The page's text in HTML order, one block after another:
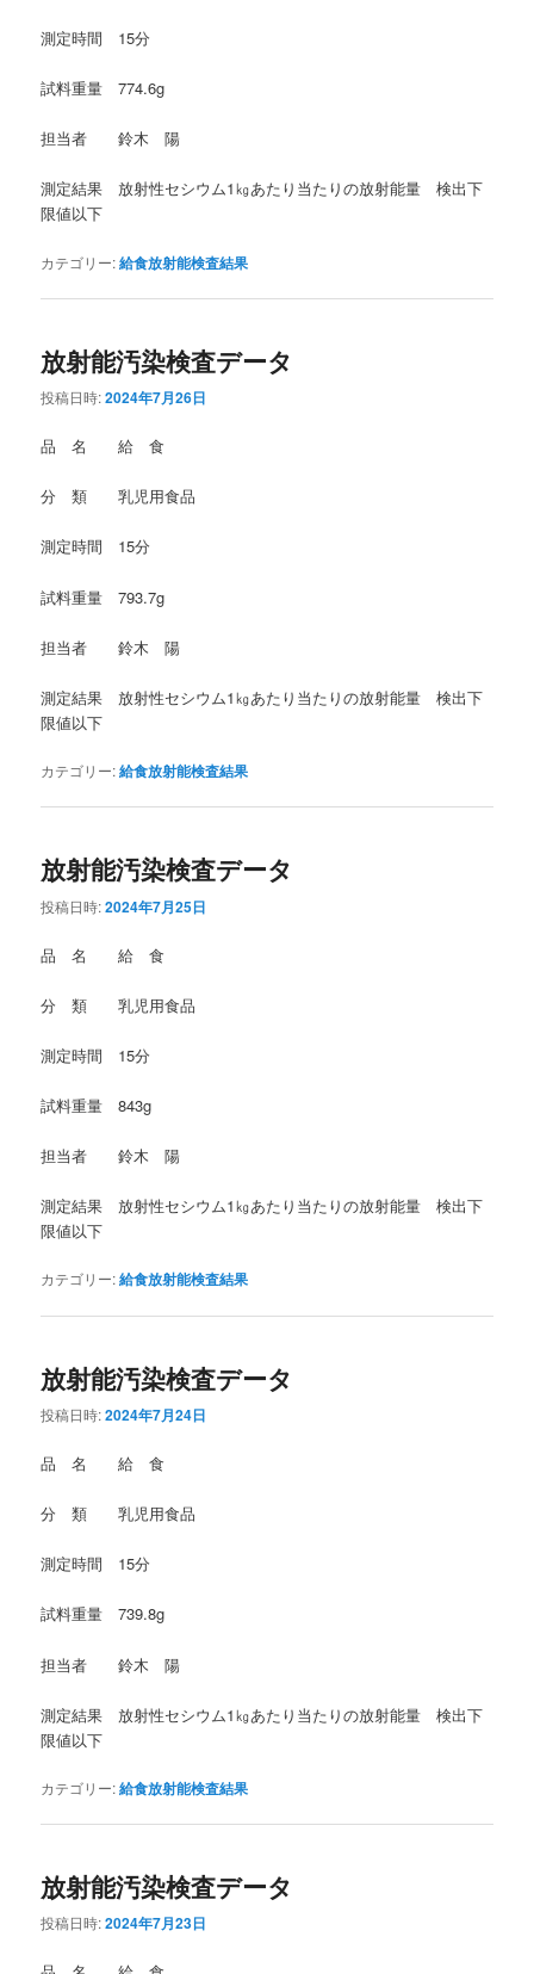
測定時間 15分
試料重量 774.6g
担当者 鈴木 陽
測定結果 放射性セシウム1㎏あたり当たりの放射能量 検出下
限値以下
カテゴリー:給食放射能検査結果
放射能汚染検査データ
投稿日時:2024年7月26日
品 名 給 食
分 類 乳児用食品
測定時間 15分
試料重量 793.7g
担当者 鈴木 陽
測定結果 放射性セシウム1㎏あたり当たりの放射能量 検出下
限値以下
カテゴリー:給食放射能検査結果
放射能汚染検査データ
投稿日時:2024年7月25日
品 名 給 食
分 類 乳児用食品
測定時間 15分
試料重量 843g
担当者 鈴木 陽
測定結果 放射性セシウム1㎏あたり当たりの放射能量 検出下
限値以下
カテゴリー:給食放射能検査結果
放射能汚染検査データ
投稿日時:2024年7月24日
品 名 給 食
分 類 乳児用食品
測定時間 15分
試料重量 739.8g
担当者 鈴木 陽
測定結果 放射性セシウム1㎏あたり当たりの放射能量 検出下
限値以下
カテゴリー:給食放射能検査結果
放射能汚染検査データ
投稿日時:2024年7月23日